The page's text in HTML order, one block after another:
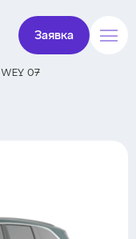
Заявка
WEY 07